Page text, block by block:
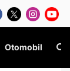
Otomobil